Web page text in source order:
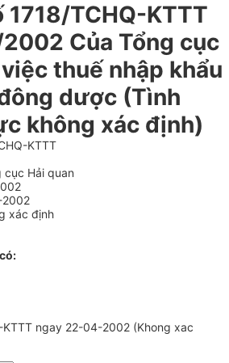
1718/TCHQ-KTTT
Của Tổng cục
thuế nhập khẩu
dược (Tình
không xác định)
KTTT
cục Hải quan
xác định
KTTT ngay 22-04-2002 (Khong xac